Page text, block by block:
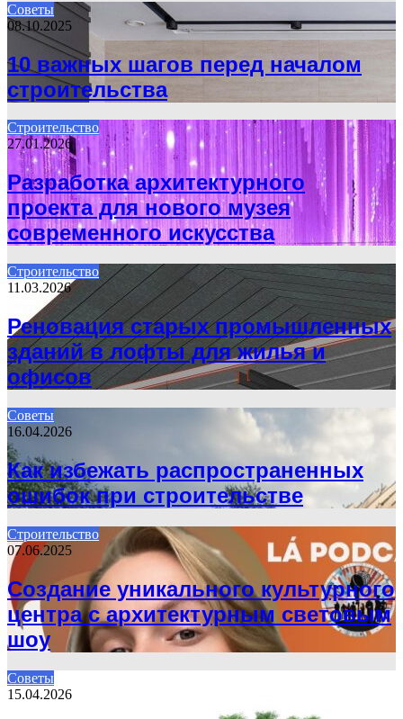
Советы
08.10.2025
10 важных шагов перед началом
строительства
Строительство
27.01.2026
Разработка архитектурного
проекта для нового музея
современного искусства
Строительство
11.03.2026
Реновация старых промышленных
зданий в лофты для жилья и
офисов
Советы
16.04.2026
Как избежать распространенных
ошибок при строительстве
Строительство
07.06.2025
Создание уникального культурного
центра с архитектурным световым
шоу
Советы
15.04.2026